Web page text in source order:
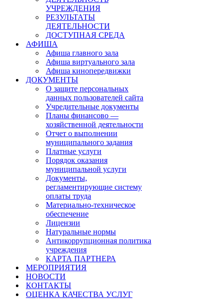
УЧРЕЖДЕНИЯ
РЕЗУЛЬТАТЫ
ДЕЯТЕЛЬНОСТИ
ДОСТУПНАЯ СРЕДА
АФИША
Афиша главного зала
Афиша виртуального зала
Афиша кинопередвижки
ДОКУМЕНТЫ
О защите персональных
данных пользователей сайта
Учредительные документы
Планы финансово —
хозяйственной деятельности
Отчет о выполнении
муниципального задания
Платные услуги
Порядок оказания
муниципальной услуги
Документы,
регламентирующие систему
оплаты труда
Материально-техническое
обеспечение
Лицензии
Натуральные нормы
Антикоррупционная политика
учреждения
КАРТА ПАРТНЕРА
МЕРОПРИЯТИЯ
НОВОСТИ
КОНТАКТЫ
ОЦЕНКА КАЧЕСТВА УСЛУГ